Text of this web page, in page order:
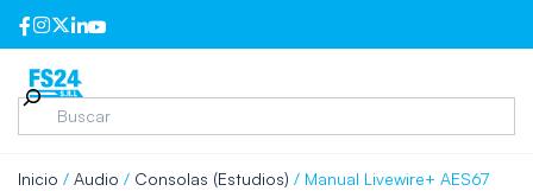
Inicio / Audio / Consolas (Estudios) / Manual Livewire+ AES67